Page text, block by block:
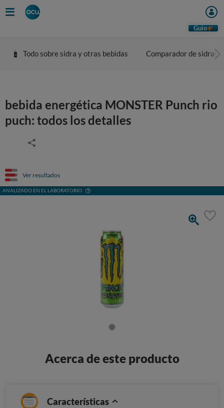
Guio
Todo sobre sidra y otras bebidas Comparador de sidras
bebida energética MONSTER Punch rio
puch: todos los detalles
Ver resultados
ANALIZADO EN EL LABORATORIO
Acerca de este producto
Características